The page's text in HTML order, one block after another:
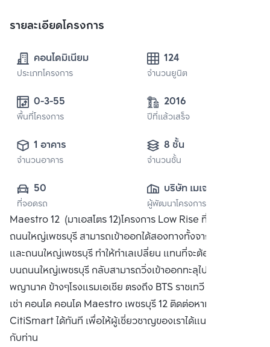
รายละเอียดโครงการ
คอนโดมิเนียม
ประเภทโครงการ
124
จำนวนยูนิต
0-3-55
พื้นที่โครงการ
2016
ปีที่แล้วเสร็จ
1 อาคาร
จำนวนอาคาร
8 ชั้น
จำนวนชั้น
50
ที่จอดรถ
บริษัท เมเจอร์ ดี
เวลลอปเมนท์ จำกัด
(มหาชน)
ผู้พัฒนาโครงการ
Maestro 12 (มาเอสโตร 12)โครงการ Low Rise ที่มีที่ดินติด
ถนนใหญ่เพชรบุรี สามารถเข้าออกได้สองทางทั้งจากเพชรบุรี 12
และถนนใหญ่เพชรบุรี ทำให้ทำเลเปลี่ยน แทนที่จะต้องไปรถติดอยู่
บนถนนใหญ่เพชรบุรี กลับสามารถวิ่งเข้าออกทะลุไปยังซอย
พญานาค ข้างๆโรงแรมเอเชีย ตรงถึง BTS ราชเทวี ซื้อ ขาย หรือ
เช่า คอนโด คอนโด Maestro เพชรบุรี 12 ติดต่อหาเรา Bangkok
CitiSmart ได้ทันที เพื่อให้ผู้เชี่ยวชาญของเราได้แนะนำคอนโดให้
กับท่าน